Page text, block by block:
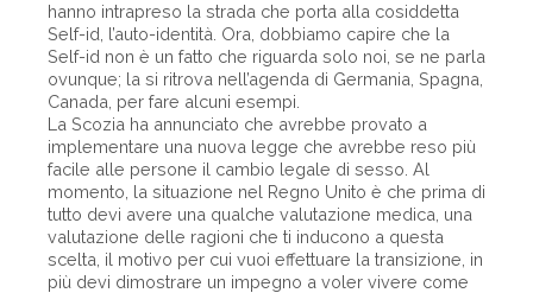
hanno intrapreso la strada che porta alla cosiddetta
Self-id, l’auto-identità. Ora, dobbiamo capire che la
Self-id non è un fatto che riguarda solo noi, se ne parla
ovunque; la si ritrova nell’agenda di Germania, Spagna,
Canada, per fare alcuni esempi.
La Scozia ha annunciato che avrebbe provato a
implementare una nuova legge che avrebbe reso più
facile alle persone il cambio legale di sesso. Al
momento, la situazione nel Regno Unito è che prima di
tutto devi avere una qualche valutazione medica, una
valutazione delle ragioni che ti inducono a questa
scelta, il motivo per cui vuoi effettuare la transizione, in
più devi dimostrare un impegno a voler vivere come